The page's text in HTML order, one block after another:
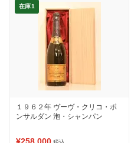
在庫1
１９６２年 ヴーヴ・クリコ・ポ
ンサルダン 泡・シャンパン